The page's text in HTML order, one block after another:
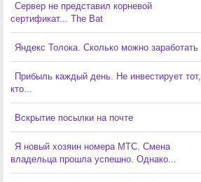
Сервер не представил корневой
сертификат... The Bat
Яндекс Толока. Сколько можно заработать
Прибыль каждый день. Не инвестирует тот,
кто...
Вскрытие посылки на почте
Я новый хозяин номера МТС. Смена
владельца прошла успешно. Однако...